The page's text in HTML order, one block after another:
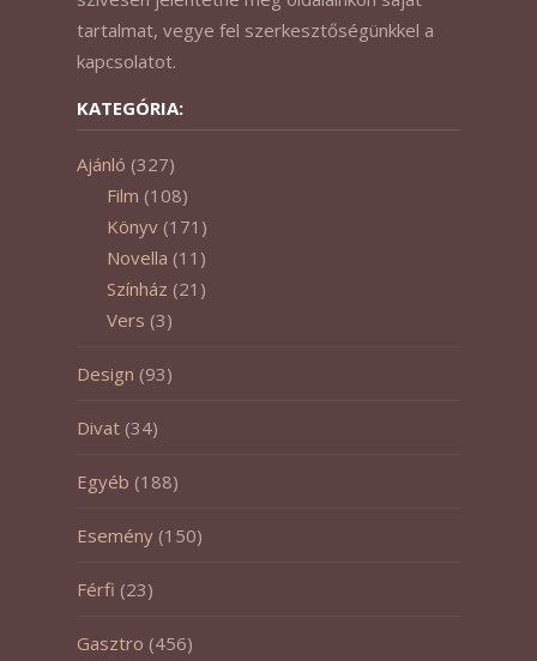
tartalmat, vegye fel szerkesztőségünkkel a
kapcsolatot.
KATEGÓRIA:
Ajánló (327)
Film (108)
Könyv (171)
Novella (11)
Színház (21)
Vers (3)
Design (93)
Divat (34)
Egyéb (188)
Esemény (150)
Férfi (23)
Gasztro (456)